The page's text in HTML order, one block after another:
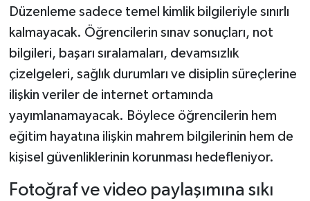
Düzenleme sadece temel kimlik bilgileriyle sınırlı
kalmayacak. Öğrencilerin sınav sonuçları, not
bilgileri, başarı sıralamaları, devamsızlık
çizelgeleri, sağlık durumları ve disiplin süreçlerine
ilişkin veriler de internet ortamında
yayımlanamayacak. Böylece öğrencilerin hem
eğitim hayatına ilişkin mahrem bilgilerinin hem de
kişisel güvenliklerinin korunması hedefleniyor.
Fotoğraf ve video paylaşımına sıkı